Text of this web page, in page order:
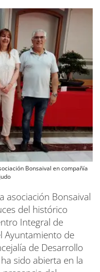
Bonsaival en compañía
asociación Bonsaival
del histórico
Integral de
Ayuntamiento de
de Desarrollo
sido abierta en la